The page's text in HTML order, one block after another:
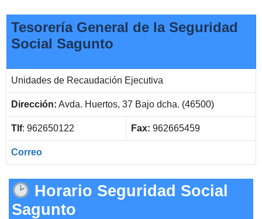
Tesorería General de la Seguridad
Social Sagunto
Unidades de Recaudación Ejecutiva
Dirección: Avda. Huertos, 37 Bajo dcha. (46500)
Tlf: 962650122 Fax: 962665459
Correo
Horario Seguridad Social
Sagunto